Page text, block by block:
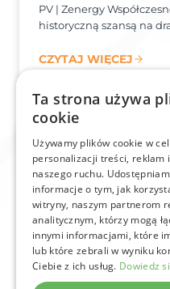
PV | Zenergy
historyczną szansą na
CZYTAJ WIĘCEJ
Ta strona używa
cookie
Używamy plików cookie w
personalizacji treści, reklam
naszego ruchu.
informacje o tym, jak
witryny, naszym partnerom
analitycznym, którzy mogą
innymi informacjami, które
lub które zebrali w wyniku
Ciebie z ich usług. Dowiedz